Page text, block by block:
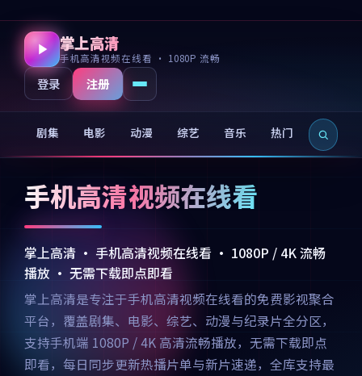
掌上高清
手机高清视频在线看 · 1080P 流畅
登录 注册
剧集 电影 动漫 综艺 音乐 热门 新片
手机高清视频在线看
掌上高清 · 手机高清视频在线看 · 1080P / 4K 流畅
播放 · 无需下载即点即看
掌上高清是专注于手机高清视频在线看的免费影视聚合
平台，覆盖剧集、电影、综艺、动漫与纪录片全分区，
支持手机端 1080P / 4K 高清流畅播放，无需下载即点
即看，每日同步更新热播片单与新片速递，全库支持最